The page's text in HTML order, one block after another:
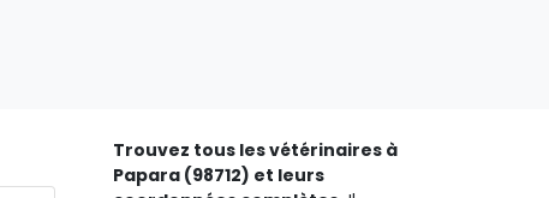
Trouvez tous les vétérinaires à
Papara (98712) et leurs